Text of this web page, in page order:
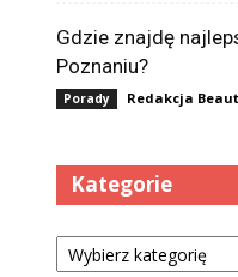
Gdzie znajdę
Poznaniu?
Porady Redakcja
Kategorie
Kategorie